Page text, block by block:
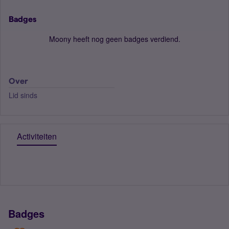
Badges
Moony heeft nog geen badges verdiend.
Over
Lid sinds
Activiteiten
Badges